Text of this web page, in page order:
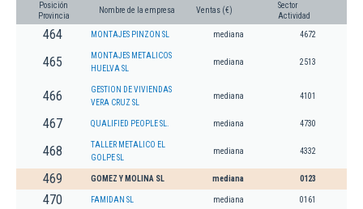
Posición
Provincia
Nombre de la empresa Ventas (€)
Sector
Actividad
464 MONTAJES PINZON SL mediana 4672
465
MONTAJES METALICOS
HUELVA SL
mediana 2513
466
GESTION DE VIVIENDAS
VERA CRUZ SL
mediana 4101
467 QUALIFIED PEOPLE SL. mediana 4730
468
TALLER METALICO EL
GOLPE SL
mediana 4332
469 GOMEZ Y MOLINA SL mediana 0123
470 FAMIDAN SL mediana 0161